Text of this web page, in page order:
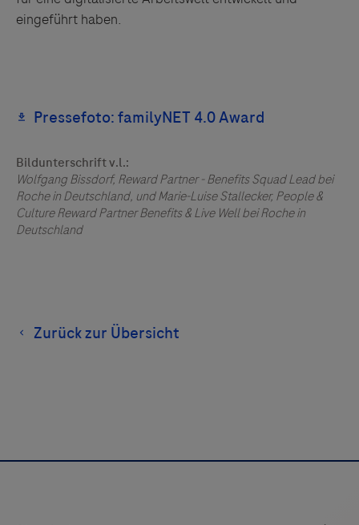
eingeführt haben.
Bildunterschrift v.l.:
Wolfgang Bissdorf, Reward Partner - Benefits Squad Lead bei
Roche in Deutschland, und Marie-Luise Stallecker, People &
Culture Reward Partner Benefits & Live Well bei Roche in
Deutschland